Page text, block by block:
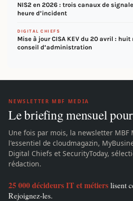
NIS2 en 2026 : trois canaux de
heure d’incident
DIGITAL CHIEFS
Mise à jour CISA KEV du 20 avril :
conseil d’administration
NEWSLETTER MBF MEDIA
Le briefing mensuel
Une fois par mois, la newsletter MBF
l'essentiel de cloudmagazin,
Digital Chiefs et SecurityToday,
rédaction.
25 000 décideurs IT et métierslisent
Rejoignez-les.